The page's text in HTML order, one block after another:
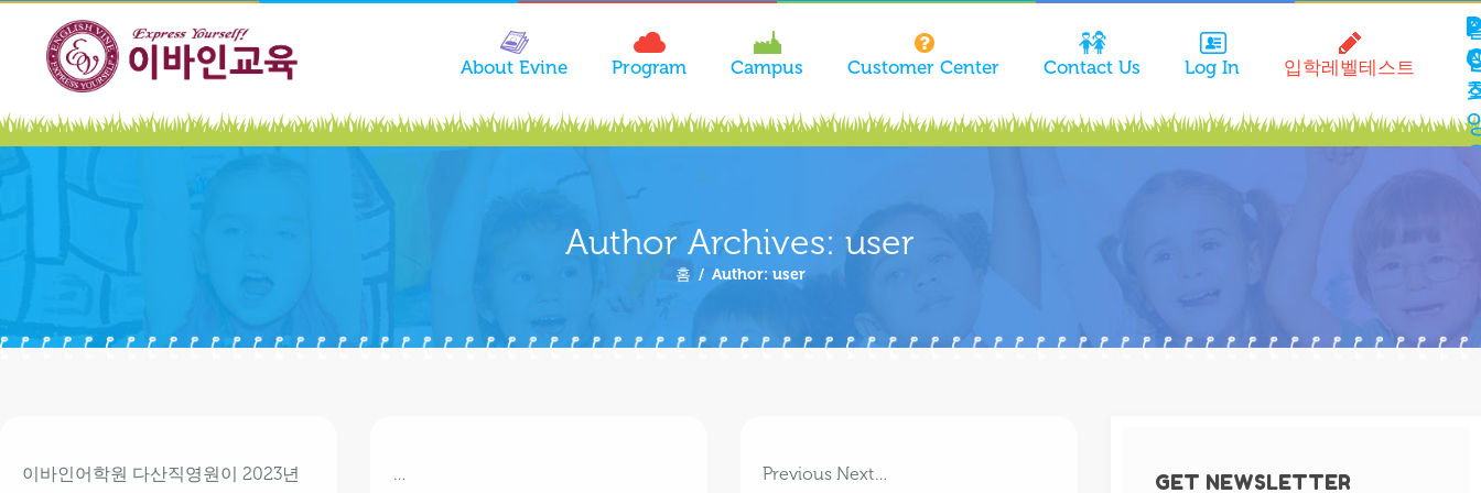
About Evine Program Campus Customer Center Contact Us Log In 입학레벨테스트
Author Archives:user
홈 / Author: user
이바인어학원 다산직영원이 2023년
… Previous Next… GET NEWSLETTER